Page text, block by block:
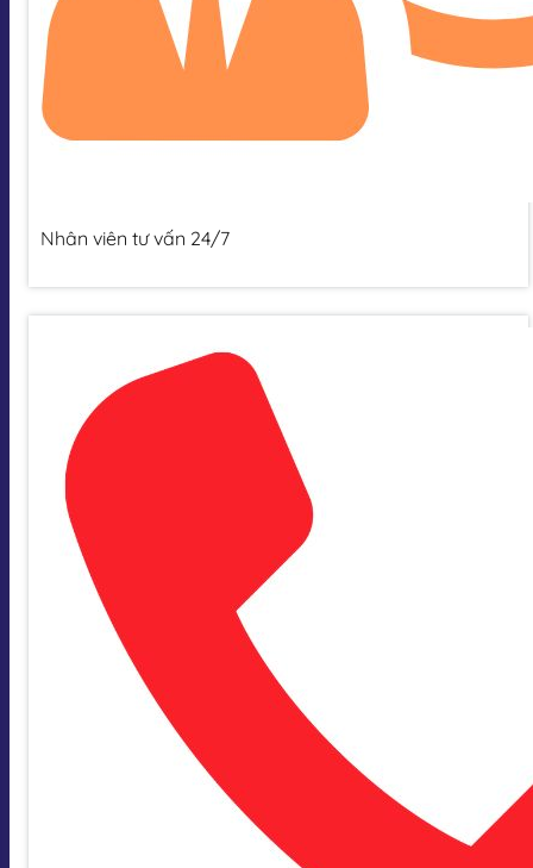
Nhân viên tư vấn 24/7